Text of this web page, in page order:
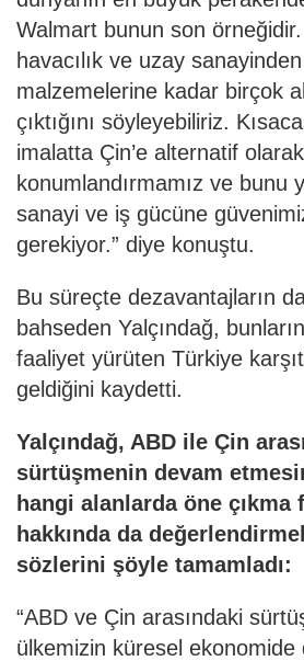
Walmart bunun son örneğidir.
havacılık ve uzay sanayinden
malzemelerine kadar birçok
çıktığını söyleyebiliriz.
imalatta Çin’e alternatif olarak
konumlandırmamız ve bunu
sanayi ve iş gücüne
gerekiyor.” diye konuştu.
Bu süreçte dezavantajların
bahseden Yalçındağ,
faaliyet yürüten Türkiye
geldiğini kaydetti.
Yalçındağ, ABD ile Çin
sürtüşmenin devam
hangi alanlarda öne çıkma
hakkında da
sözlerini şöyle tamamladı:
“ABD ve Çin arasındaki
ülkemizin küresel